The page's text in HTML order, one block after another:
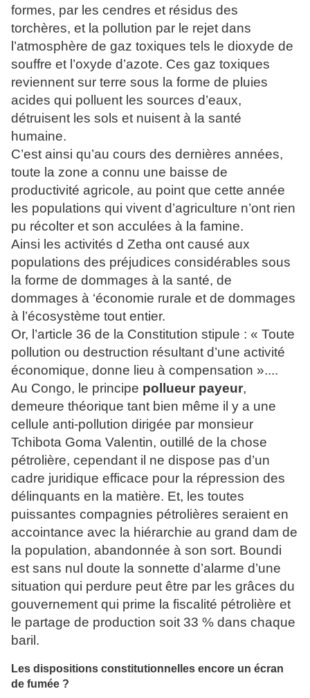
formes, par les cendres et résidus des
torchères, et la pollution par le rejet dans
l’atmosphère de gaz toxiques tels le dioxyde de
souffre et l’oxyde d’azote. Ces gaz toxiques
reviennent sur terre sous la forme de pluies
acides qui polluent les sources d’eaux,
détruisent les sols et nuisent à la santé
humaine.
C’est ainsi qu’au cours des dernières années,
toute la zone a connu une baisse de
productivité agricole, au point que cette année
les populations qui vivent d’agriculture n’ont rien
pu récolter et son acculées à la famine.
Ainsi les activités d Zetha ont causé aux
populations des préjudices considérables sous
la forme de dommages à la santé, de
dommages à ‘économie rurale et de dommages
à l’écosystème tout entier.
Or, l’article 36 de la Constitution stipule : « Toute
pollution ou destruction résultant d’une activité
économique, donne lieu à compensation »....
Au Congo, le principe pollueur payeur,
demeure théorique tant bien même il y a une
cellule anti-pollution dirigée par monsieur
Tchibota Goma Valentin, outillé de la chose
pétrolière, cependant il ne dispose pas d’un
cadre juridique efficace pour la répression des
délinquants en la matière. Et, les toutes
puissantes compagnies pétrolières seraient en
accointance avec la hiérarchie au grand dam de
la population, abandonnée à son sort. Boundi
est sans nul doute la sonnette d’alarme d’une
situation qui perdure peut être par les grâces du
gouvernement qui prime la fiscalité pétrolière et
le partage de production soit 33 % dans chaque
baril.
Les dispositions constitutionnelles encore un écran
de fumée ?